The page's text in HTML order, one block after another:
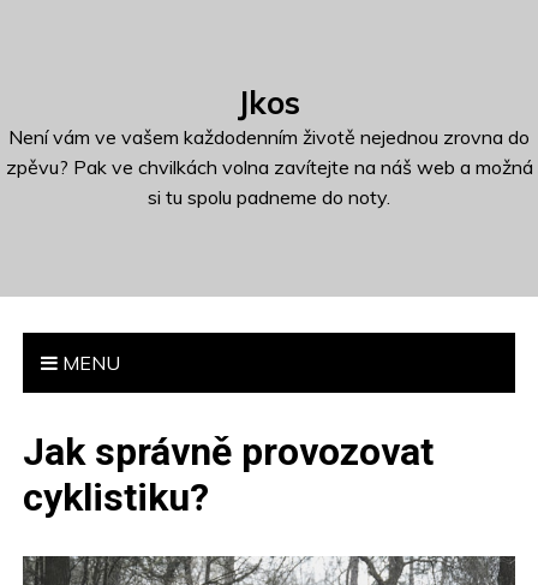
o
Jkos
Není vám ve vašem každodenním životě nejednou zrovna do
zpěvu? Pak ve chvilkách volna zavítejte na náš web a možná
si tu spolu padneme do noty.
MENU
Jak správně provozovat
cyklistiku?